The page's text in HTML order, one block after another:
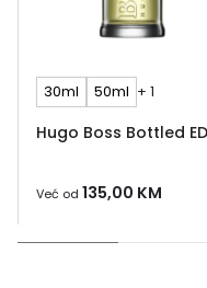
30ml 50ml + 1
Hugo Boss Bottled
Već od 135,00 KM